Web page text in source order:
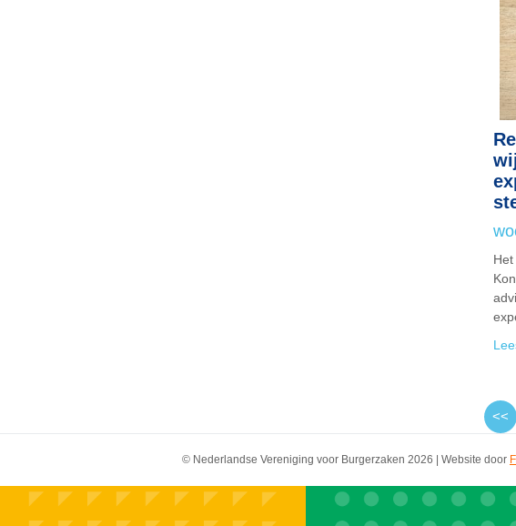
<<
© Nederlandse Vereniging voor Burgerzaken 2026 | Website door